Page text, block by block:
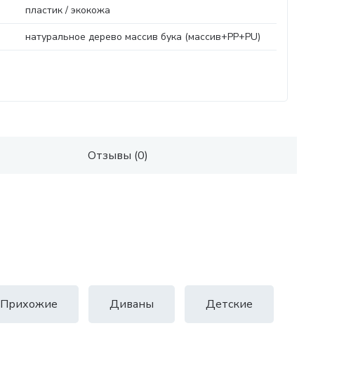
пластик / экокожа
натуральное дерево массив бука (массив+PP+PU)
Отзывы (0)
Прихожие Диваны Детские